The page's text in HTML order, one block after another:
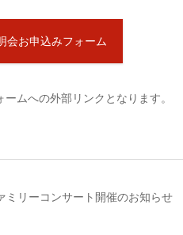
会お申込みフォーム
ムへの外部リンクとなります。
ミリーコンサート開催のお知らせ